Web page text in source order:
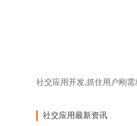
社交应用开发,抓住用户刚需
社交应用最新资讯